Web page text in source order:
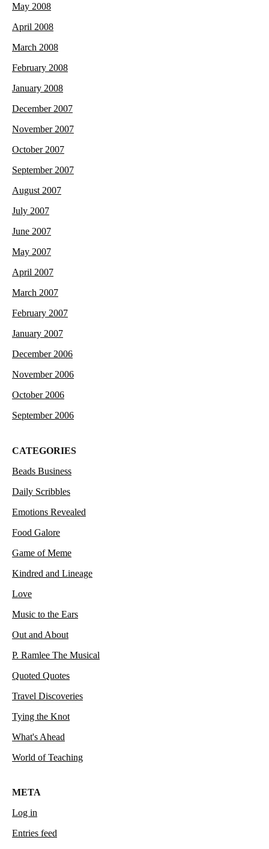
May 2008
April 2008
March 2008
February 2008
January 2008
December 2007
November 2007
October 2007
September 2007
August 2007
July 2007
June 2007
May 2007
April 2007
March 2007
February 2007
January 2007
December 2006
November 2006
October 2006
September 2006
CATEGORIES
Beads Business
Daily Scribbles
Emotions Revealed
Food Galore
Game of Meme
Kindred and Lineage
Love
Music to the Ears
Out and About
P. Ramlee The Musical
Quoted Quotes
Travel Discoveries
Tying the Knot
What's Ahead
World of Teaching
META
Log in
Entries feed